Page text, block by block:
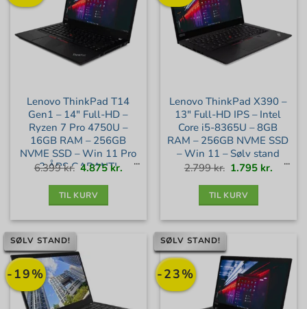
Lenovo ThinkPad T14
Gen1 – 14″ Full-HD –
Ryzen 7 Pro 4750U –
16GB RAM – 256GB
NVME SSD – Win 11 Pro
– 3 ÅRS GARANTI –
6.399kr. Den
oprindelige
pris
4.875kr. Den
TIL KURV
Lenovo ThinkPad X390 –
13″ Full-HD IPS – Intel
Core i5-8365U – 8GB
RAM – 256GB NVME SSD
– Win 11 – Sølv stand
2.799kr. Den
oprindelige
pris
1.795 kr. Den
TIL KURV
-19%
SØLV STAND!
-23%
SØLV STAND!